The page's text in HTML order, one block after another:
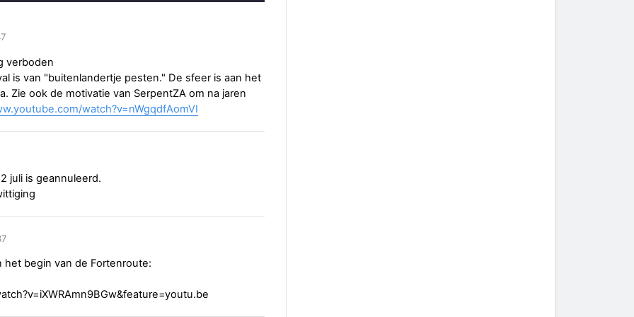
verboden
is van "buitenlandertje pesten." De sfeer is aan het
Zie ook de motivatie van SerpentZA om na jaren
watch?v=nWgqdfAomVI
juli is geannuleerd.
begin van de Fortenroute: